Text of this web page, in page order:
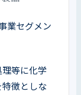
業セグメン
等に化学
徴としな